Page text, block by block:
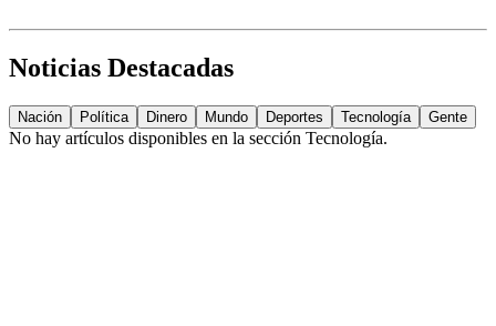
Noticias Destacadas
Nación Política Dinero Mundo Deportes Tecnología Gente
No hay artículos disponibles en la sección Tecnología.